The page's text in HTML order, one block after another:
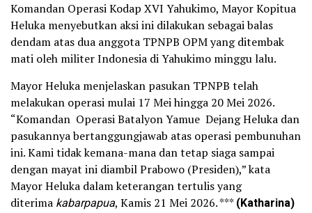
Komandan Operasi Kodap XVI Yahukimo, Mayor Kopitua
Heluka menyebutkan aksi ini dilakukan sebagai balas
dendam atas dua anggota TPNPB OPM yang ditembak
mati oleh militer Indonesia di Yahukimo minggu lalu.
Mayor Heluka menjelaskan pasukan TPNPB telah
melakukan operasi mulai 17 Mei hingga 20 Mei 2026.
“Komandan Operasi Batalyon Yamue Dejang Heluka dan
pasukannya bertanggungjawab atas operasi pembunuhan
ini. Kami tidak kemana-mana dan tetap siaga sampai
dengan mayat ini diambil Prabowo (Presiden),” kata
Mayor Heluka dalam keterangan tertulis yang
diterima kabarpapua, Kamis 21 Mei 2026. *** (Katharina)